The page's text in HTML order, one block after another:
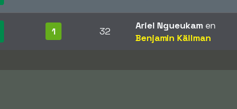
1 32
Ariel Ngueukamen
Benjamin Källman